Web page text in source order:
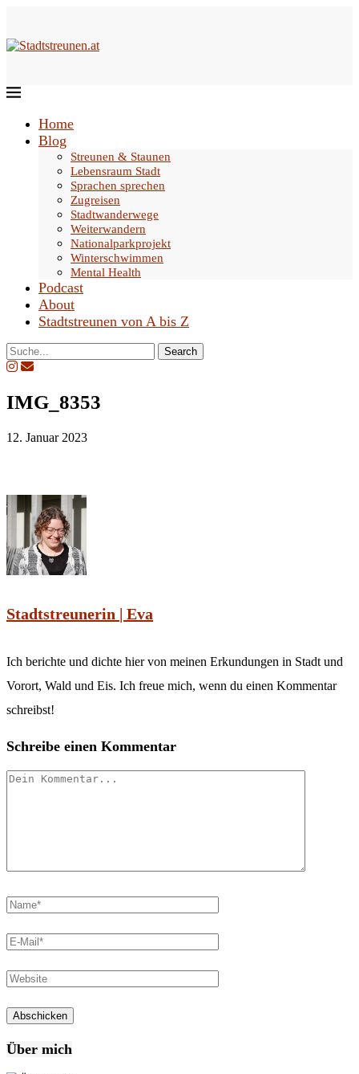
Home
Blog
Streunen & Staunen
Lebensraum Stadt
Sprachen sprechen
Zugreisen
Stadtwanderwege
Weiterwandern
Nationalparkprojekt
Winterschwimmen
Mental Health
Podcast
About
Stadtstreunen von A bis Z
Search
IMG_8353
12. Januar 2023
Stadtstreunerin | Eva
Ich berichte und dichte hier von meinen Erkundungen in Stadt und
Vorort, Wald und Eis. Ich freue mich, wenn du einen Kommentar
schreibst!
Schreibe einen Kommentar
Über mich